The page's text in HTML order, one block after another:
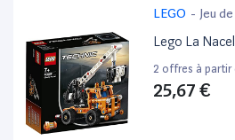
LEGO - Jeu
Lego La
2 offres à partir
25,67 €